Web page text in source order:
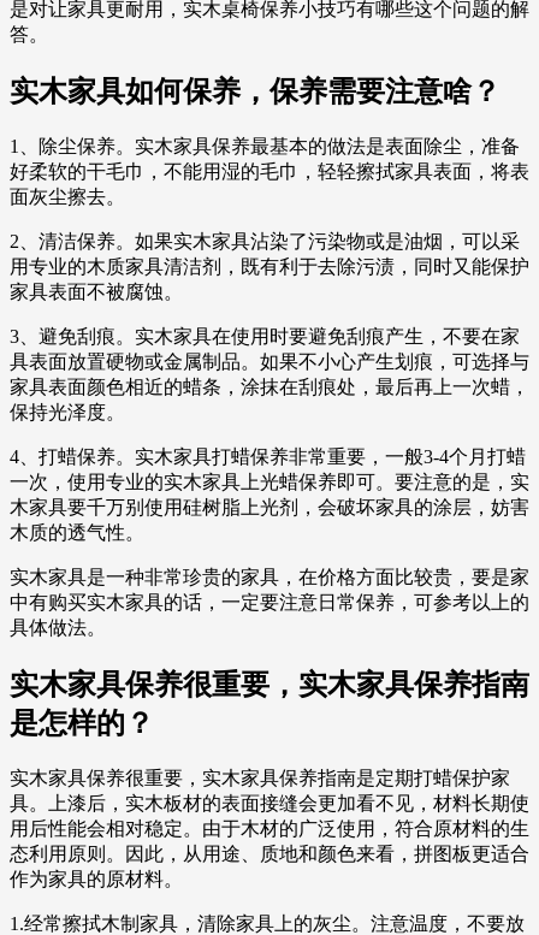
是对让家具更耐用，实木桌椅保养小技巧有哪些这个问题的解
答。
实木家具如何保养，保养需要注意啥？
1、除尘保养。实木家具保养最基本的做法是表面除尘，准备
好柔软的干毛巾，不能用湿的毛巾，轻轻擦拭家具表面，将表
面灰尘擦去。
2、清洁保养。如果实木家具沾染了污染物或是油烟，可以采
用专业的木质家具清洁剂，既有利于去除污渍，同时又能保护
家具表面不被腐蚀。
3、避免刮痕。实木家具在使用时要避免刮痕产生，不要在家
具表面放置硬物或金属制品。如果不小心产生划痕，可选择与
家具表面颜色相近的蜡条，涂抹在刮痕处，最后再上一次蜡，
保持光泽度。
4、打蜡保养。实木家具打蜡保养非常重要，一般3-4个月打蜡
一次，使用专业的实木家具上光蜡保养即可。要注意的是，实
木家具要千万别使用硅树脂上光剂，会破坏家具的涂层，妨害
木质的透气性。
实木家具是一种非常珍贵的家具，在价格方面比较贵，要是家
中有购买实木家具的话，一定要注意日常保养，可参考以上的
具体做法。
实木家具保养很重要，实木家具保养指南
是怎样的？
实木家具保养很重要，实木家具保养指南是定期打蜡保护家
具。上漆后，实木板材的表面接缝会更加看不见，材料长期使
用后性能会相对稳定。由于木材的广泛使用，符合原材料的生
态利用原则。因此，从用途、质地和颜色来看，拼图板更适合
作为家具的原材料。
1.经常擦拭木制家具，清除家具上的灰尘。注意温度，不要放